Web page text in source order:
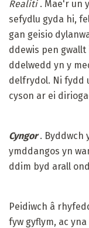
Realiti. Mae'r un
sefydlu gyda hi,
gan geisio
ddewis pen
ddelwedd yn y
delfrydol. Ni fydd
cyson ar ei
Cyngor. Byddwch
ymddangos yn
ddim byd arall
Peidiwch â
fyw gyflym, ac